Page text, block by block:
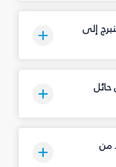
إلى
حائل
من